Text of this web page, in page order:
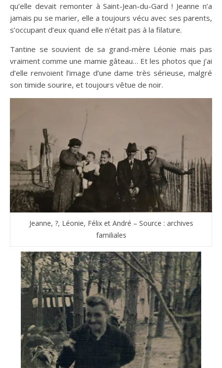
qu’elle devait remonter à Saint-Jean-du-Gard ! Jeanne n’a
jamais pu se marier, elle a toujours vécu avec ses parents,
s’occupant d’eux quand elle n’était pas à la filature.
Tantine se souvient de sa grand-mère Léonie mais pas
vraiment comme une mamie gâteau… Et les photos que j’ai
d’elle renvoient l’image d’une dame très sérieuse, malgré
son timide sourire, et toujours vêtue de noir.
Jeanne, ?, Léonie, Félix et André – Source : archives
familiales